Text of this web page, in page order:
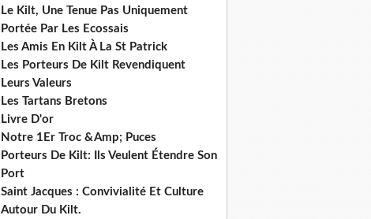
Le Kilt, Une Tenue Pas Uniquement
Portée Par Les Ecossais
Les Amis En Kilt À La St Patrick
Les Porteurs De Kilt Revendiquent
Leurs Valeurs
Les Tartans Bretons
Livre D'or
Notre 1Er Troc &Amp; Puces
Porteurs De Kilt: Ils Veulent Étendre Son
Port
Saint Jacques : Convivialité Et Culture
Autour Du Kilt.